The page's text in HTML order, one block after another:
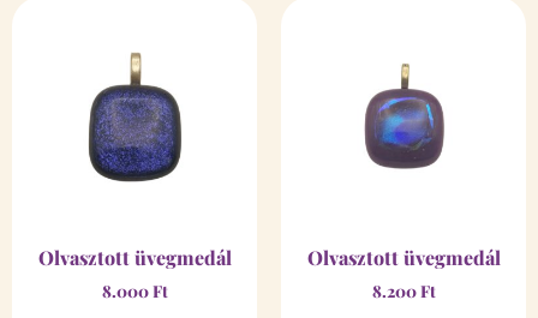
Olvasztott üvegmedál
8.000Ft
Olvasztott üvegmedál
8.200Ft